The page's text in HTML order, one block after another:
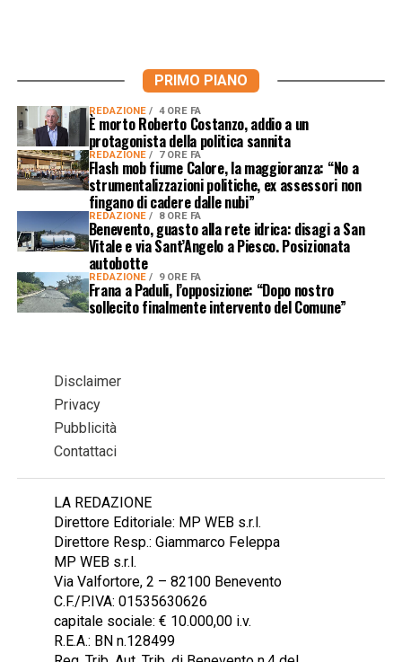
PRIMO PIANO
REDAZIONE 4 ORE FA
È morto Roberto Costanzo, addio a un
protagonista della politica sannita
REDAZIONE 7 ORE FA
Flash mob fiume Calore, la maggioranza: “No a
strumentalizzazioni politiche, ex assessori non
fingano di cadere dalle nubi”
REDAZIONE 8 ORE FA
Benevento, guasto alla rete idrica: disagi a San
Vitale e via Sant’Angelo a Piesco. Posizionata
autobotte
REDAZIONE 9 ORE FA
Frana a Paduli, l’opposizione: “Dopo nostro
sollecito finalmente intervento del Comune”
Disclaimer
Privacy
Pubblicità
Contattaci
LA REDAZIONE
Direttore Editoriale: MP WEB s.r.l.
Direttore Resp.: Giammarco Feleppa
MP WEB s.r.l.
Via Valfortore, 2 – 82100 Benevento
C.F./P.IVA: 01535630626
capitale sociale: € 10.000,00 i.v.
R.E.A.: BN n.128499